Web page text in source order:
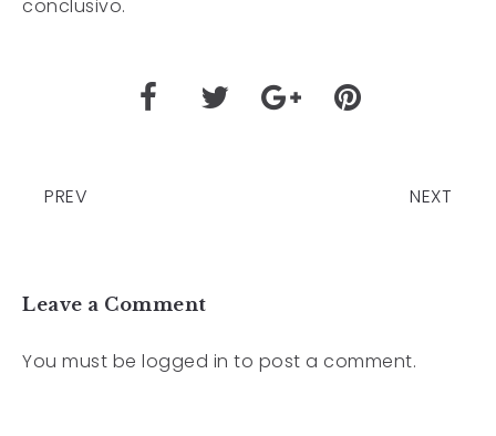
conclusivo.
PREV NEXT
Leave a Comment
You must be logged in to post a comment.